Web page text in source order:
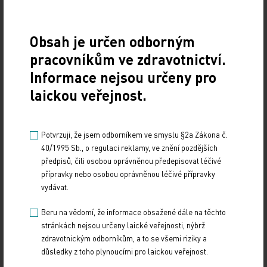
„Tyto faktory jsou mnohem častější, než jsou ženy
ochotny přiznat. Dalším rizikovým faktorem je
velmi nízká porodní hmotnost, dnes není velkou
vzácností dítě vážící 600–800 gramů. Nepříznivým
faktorem pro některé poruchy, jako třeba infantilní
Problém je ale v tom, že nedovedeme přesně říci, u
kterého jedince hrozí riziko duševních poruch,
protože jsou i děti, které v těhotenství či při porodu
prožijí zmíněné trauma, a přesto se u nich žádná
nás ale velmi malé procento pacientů, kteří jsou
řádně proléčeni,“ varuje prof. MUDr. Ivo Paclt, CSc.,
z 1. LF UK a VFN Praha. V ČR je podle něho jen
Obsah je určen odborným
pracovníkům ve zdravotnictví.
Informace nejsou určeny pro
laickou veřejnost.
Potvrzuji, že jsem odborníkem ve smyslu §2a Zákona č.
40/1995 Sb., o regulaci reklamy, ve znění pozdějších
předpisů, čili osobou oprávněnou předepisovat léčivé
přípravky nebo osobou oprávněnou léčivé přípravky
vydávat.
Beru na vědomí, že informace obsažené dále na těchto
stránkách nejsou určeny laické veřejnosti, nýbrž
zdravotnickým odborníkům, a to se všemi riziky a
důsledky z toho plynoucími pro laickou veřejnost.